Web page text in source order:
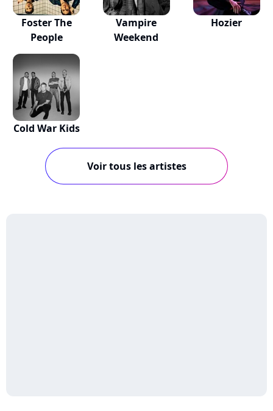
Foster The
People
Vampire
Weekend
Hozier
Cold War Kids
Voir tous les artistes